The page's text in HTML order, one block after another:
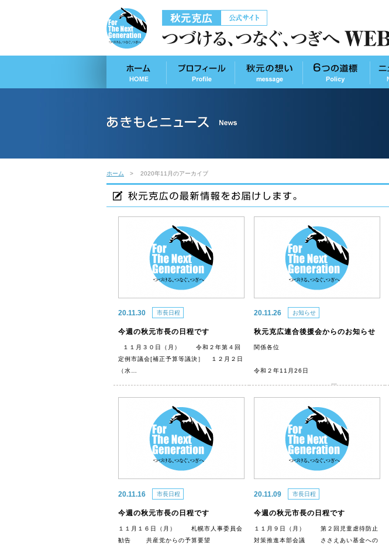
ホーム 2020年11月のアーカイブ
20.11.30 市長日程
今週の秋元市長の日程です
１１月３０日（月） 令和２年第４回
定例市議会[補正予算等議決］ １２月２日
（水…
20.11.26 お知らせ
秋元克広連合後援会からのお知らせ
関係各位
令和２年11月26日
…
20.11.16 市長日程
今週の秋元市長の日程です
１１月１６日（月） 札幌市人事委員会
勧告 共産党からの予算要望
20.11.09 市長日程
今週の秋元市長の日程です
１１月９日（月） 第２回児童虐待防止
対策推進本部会議 ささえあい基金への